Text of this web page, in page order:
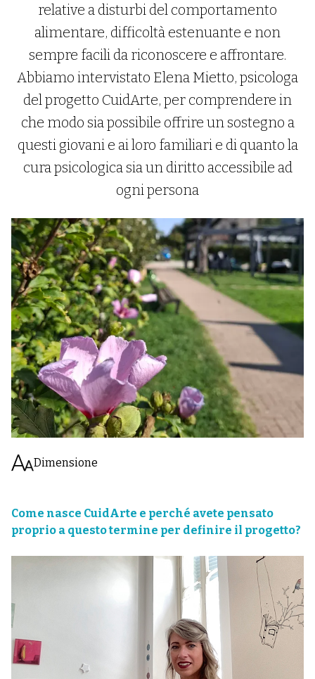
relative a disturbi del comportamento
alimentare, difficoltà estenuante e non
sempre facili da riconoscere e affrontare.
Abbiamo intervistato Elena Mietto, psicologa
del progetto CuidArte, per comprendere in
che modo sia possibile offrire un sostegno a
questi giovani e ai loro familiari e di quanto la
cura psicologica sia un diritto accessibile ad
ogni persona
Dimensione
Come nasce CuidArte e perché avete pensato
proprio a questo termine per definire il progetto?